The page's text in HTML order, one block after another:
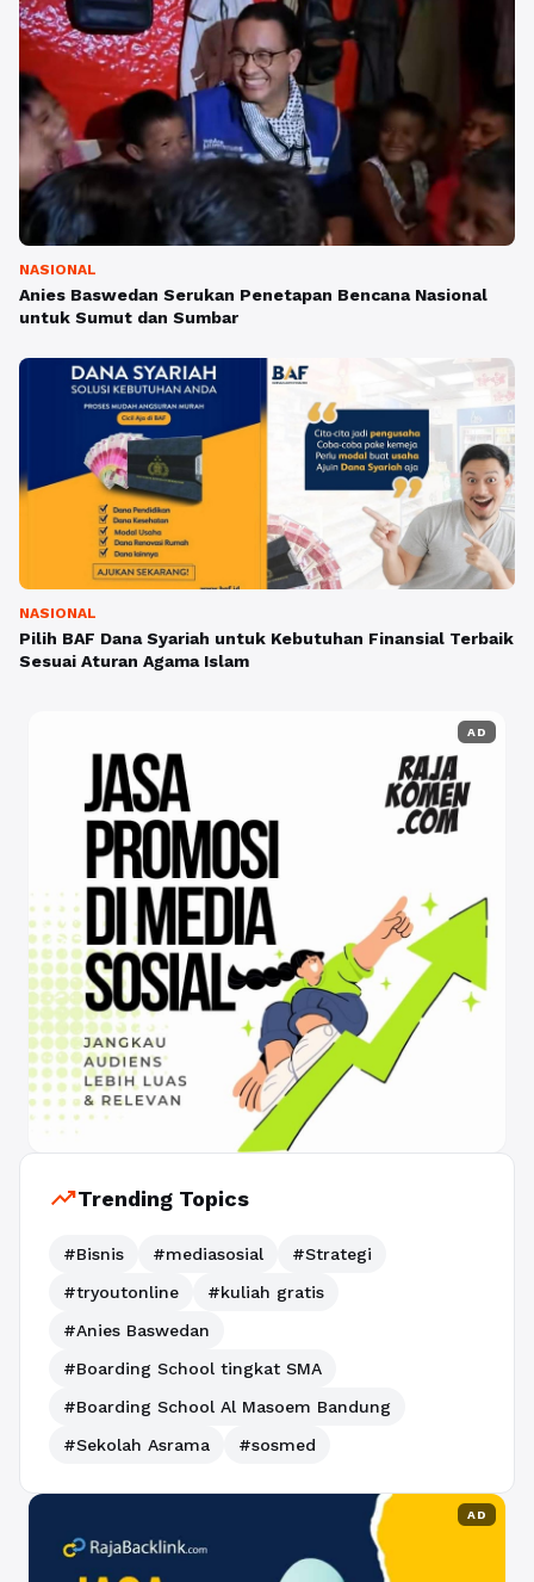
NASIONAL
Anies Baswedan Serukan Penetapan Bencana Nasional
untuk Sumut dan Sumbar
NASIONAL
Pilih BAF Dana Syariah untuk Kebutuhan Finansial Terbaik
Sesuai Aturan Agama Islam
AD
trending_upTrending Topics
#Bisnis #mediasosial
#Strategi
#tryoutonline
#kuliah gratis
#Anies Baswedan
#Boarding School tingkat SMA
#Boarding School Al Masoem Bandung
#Sekolah Asrama
#sosmed
AD